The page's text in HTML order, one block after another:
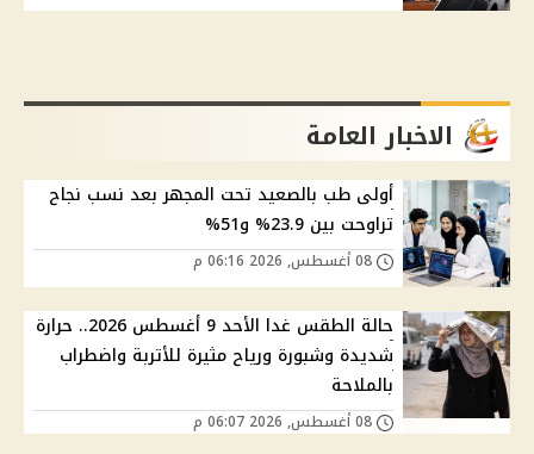
الاخبار العامة
أولى طب بالصعيد تحت المجهر بعد نسب نجاح
تراوحت بين 23.9% و51%
حالة الطقس غدا الأحد 9 أغسطس 2026.. حرارة
شديدة وشبورة ورياح مثيرة للأتربة واضطراب
بالملاحة